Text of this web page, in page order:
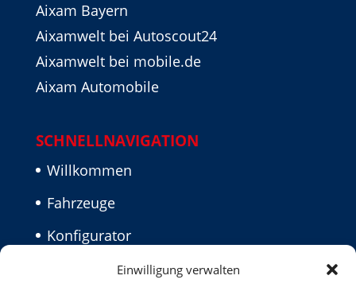
Einwilligung verwalten
Aixam Bayern
Aixamwelt bei Autoscout24
Aixamwelt bei mobile.de
Aixam Automobile
SCHNELLNAVIGATION
Willkommen
Fahrzeuge
Konfigurator